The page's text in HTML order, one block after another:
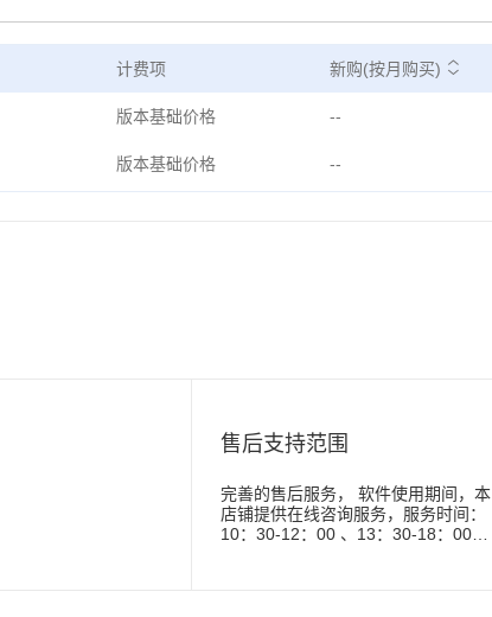
计费项 新购(按月购买)
版本基础价格 --
版本基础价格 --
售后支持范围
完善的售后服务， 软件使用期间，本
店铺提供在线咨询服务，服务时间：
10：30-12：00 、13：30-18：00